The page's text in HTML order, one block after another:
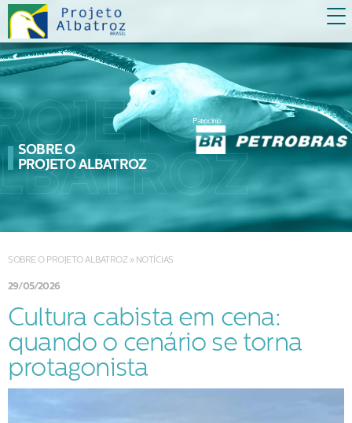
Patrocínio
SOBRE O
PROJETO ALBATROZ
SOBRE O PROJETO ALBATROZ » NOTÍCIAS
29/05/2026
Cultura cabista em cena:
quando o cenário se torna
protagonista